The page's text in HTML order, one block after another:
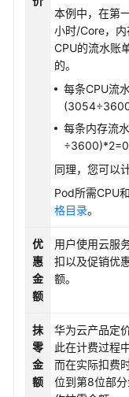
本例中，在第
小时/Core，
CPU的流水账
的。
每条CPU流
每条内存流
同理，您可以
Pod所需CPU
格目录。
优
惠
金
额
用户使用云服
扣以及促销优
额。
抹
零
金
额
华为云产品定
此在计费过程
而在实际扣费
位到第8位部